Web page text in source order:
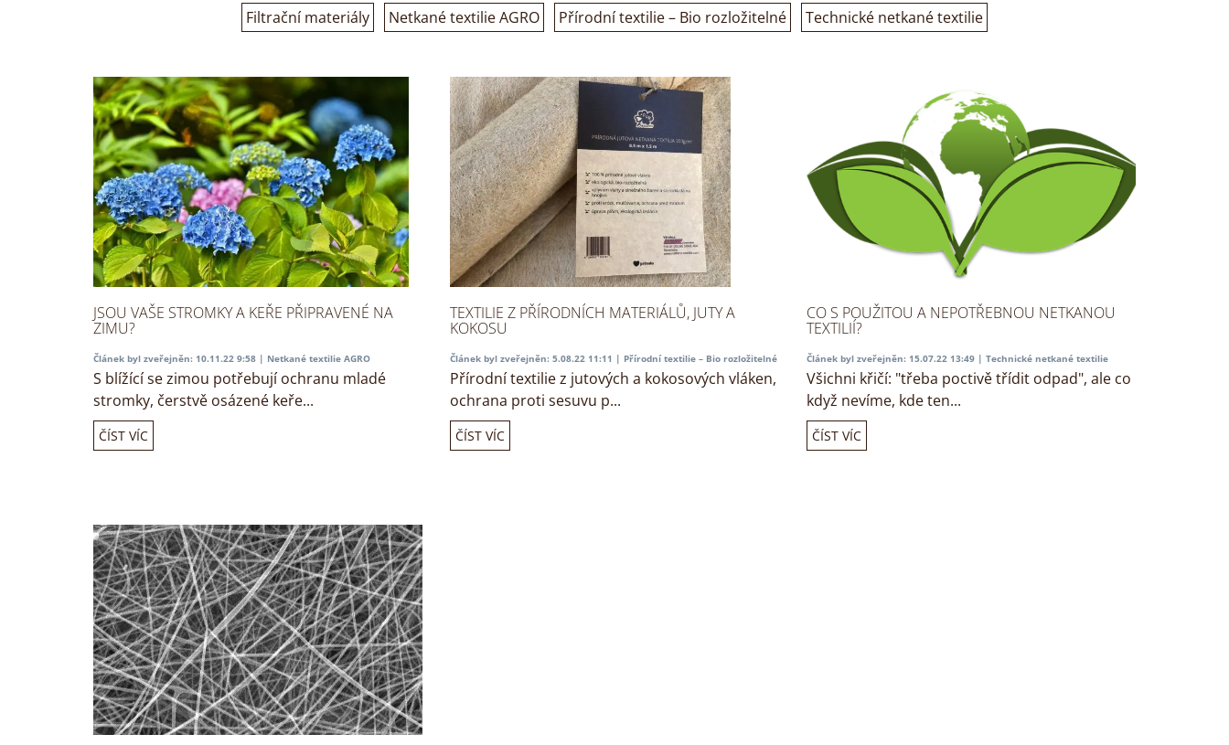
Filtrační materiály
Netkané textilie AGRO Přírodní textilie – Bio rozložitelné Technické netkané textilie
JSOU VAŠE STROMKY A KEŘE PŘIPRAVENÉ NA
ZIMU?
Článek byl zveřejněn: 10.11.22 9:58 | Netkané textilie AGRO
S blížící se zimou potřebují ochranu mladé
stromky, čerstvě osázené keře...
ČÍST VÍC
TEXTILIE Z PŘÍRODNÍCH MATERIÁLŮ, JUTY A
KOKOSU
Článek byl zveřejněn: 5.08.22 11:11 | Přírodní textilie – Bio rozložitelné
Přírodní textilie z jutových a kokosových vláken,
ochrana proti sesuvu p...
ČÍST VÍC
CO S POUŽITOU A NEPOTŘEBNOU NETKANOU
TEXTILIÍ?
Článek byl zveřejněn: 15.07.22 13:49 | Technické netkané textilie
Všichni křičí: "třeba poctivě třídit odpad", ale co
když nevíme, kde ten...
ČÍST VÍC